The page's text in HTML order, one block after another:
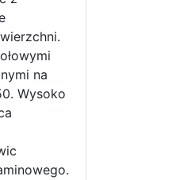
na
Wysoko